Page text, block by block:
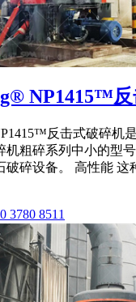
NP1415™
反击式破碎机
机粗碎系列中小的型
破碎设备。 高性能 这
3780 8511